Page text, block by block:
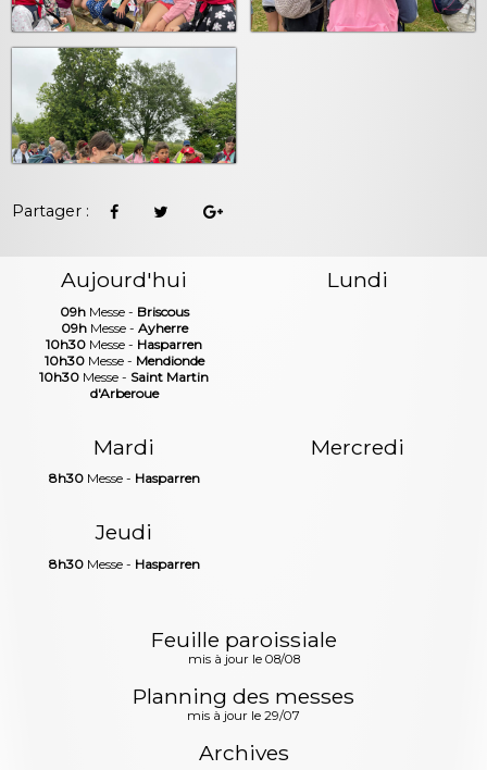
Partager :
Aujourd'hui
09hMesse - Briscous
09hMesse - Ayherre
10h30 Messe - Hasparren
10h30Messe - Mendionde
10h30 Messe - Saint Martin
d'Arberoue
Lundi
Mardi
8h30Messe - Hasparren
Mercredi
Jeudi
8h30Messe - Hasparren
Feuille paroissiale
mis à jour le 08/08
Planning des messes
mis à jour le 29/07
Archives